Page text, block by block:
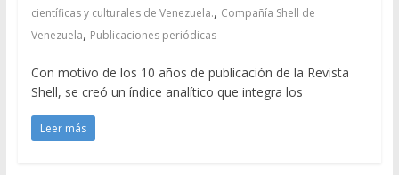
científicas y culturales de Venezuela., Compañía Shell de
Venezuela, Publicaciones periódicas
Con motivo de los 10 años de publicación de la Revista
Shell, se creó un índice analítico que integra los
Leer más